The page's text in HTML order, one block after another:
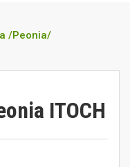
/Peonia/
ITOCH